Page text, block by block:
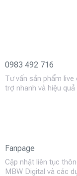
0983 492 716
Tư vấn sản phẩm live
trợ nhanh và hiệu quả
Fanpage
Cập nhật liên tục
MBW Digital và các